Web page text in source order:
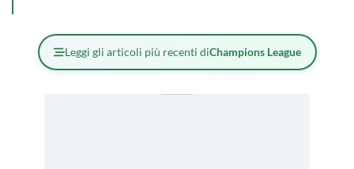
Leggi gli articoli più recenti diChampions League